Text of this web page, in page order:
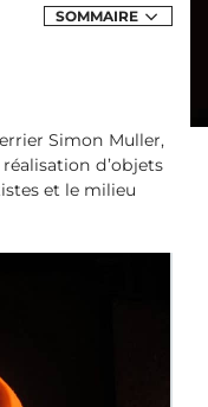
SOMMAIRE
DES
Simon Muller,
d’objets
et le milieu